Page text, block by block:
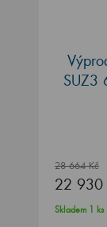
SUZ3
28 664 Kč
22 930
Skladem 1 ks